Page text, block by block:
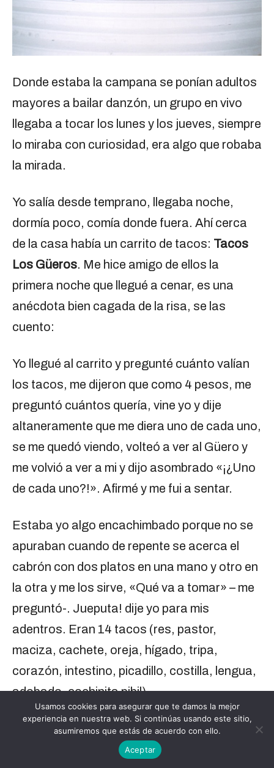
Donde estaba la campana se ponían adultos
mayores a bailar danzón, un grupo en vivo
llegaba a tocar los lunes y los jueves, siempre
lo miraba con curiosidad, era algo que robaba
la mirada.
Yo salía desde temprano, llegaba noche,
dormía poco, comía donde fuera. Ahí cerca
de la casa había un carrito de tacos: Tacos
Los Güeros. Me hice amigo de ellos la
primera noche que llegué a cenar, es una
anécdota bien cagada de la risa, se las
cuento:
Yo llegué al carrito y pregunté cuánto valían
los tacos, me dijeron que como 4 pesos, me
preguntó cuántos quería, vine yo y dije
altaneramente que me diera uno de cada uno,
se me quedó viendo, volteó a ver al Güero y
me volvió a ver a mi y dijo asombrado «¡¿Uno
de cada uno?!». Afirmé y me fui a sentar.
Estaba yo algo encachimbado porque no se
apuraban cuando de repente se acerca el
cabrón con dos platos en una mano y otro en
la otra y me los sirve, «Qué va a tomar» – me
preguntó-. Jueputa! dije yo para mis
adentros. Eran 14 tacos (res, pastor,
maciza, cachete, oreja, hígado, tripa,
corazón, intestino, picadillo, costilla, lengua,
adobado, cochinita pibil).
Yo creí que iban a ser unos 6 tacos pero le
hice huevos y me los comí, pero para rematar,
Usamos cookies para asegurar que te damos la mejor
experiencia en nuestra web. Si continúas usando este sitio,
asumiremos que estás de acuerdo con ello.
Aceptar